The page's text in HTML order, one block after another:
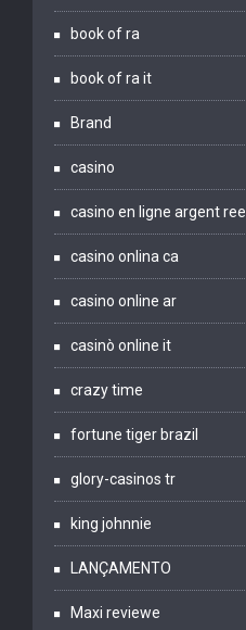
book of ra
book of ra it
Brand
casino
casino en ligne argent reel
casino onlina ca
casino online ar
casinò online it
crazy time
fortune tiger brazil
glory-casinos tr
king johnnie
LANÇAMENTO
Maxi reviewe